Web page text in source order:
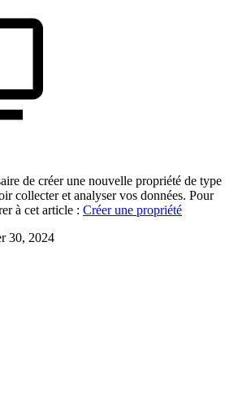
de créer une nouvelle propriété de type
collecter et analyser vos données. Pour
à cet article : Créer une propriété
30, 2024